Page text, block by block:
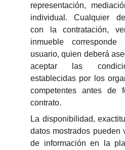
representación,
individual. Cualquier
con la contratación,
inmueble corresponde
usuario, quien deberá
aceptar las
establecidas por los
competentes antes de
contrato.
La disponibilidad,
datos mostrados pueden
de información en la